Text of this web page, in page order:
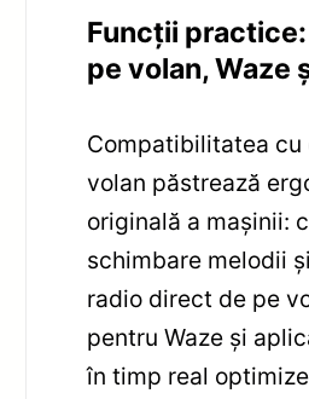
Funcții
pe volan, Waze
Compatibilitatea cu
volan păstrează
originală a mașinii:
schimbare melodii
radio direct de pe
pentru Waze și
în timp real